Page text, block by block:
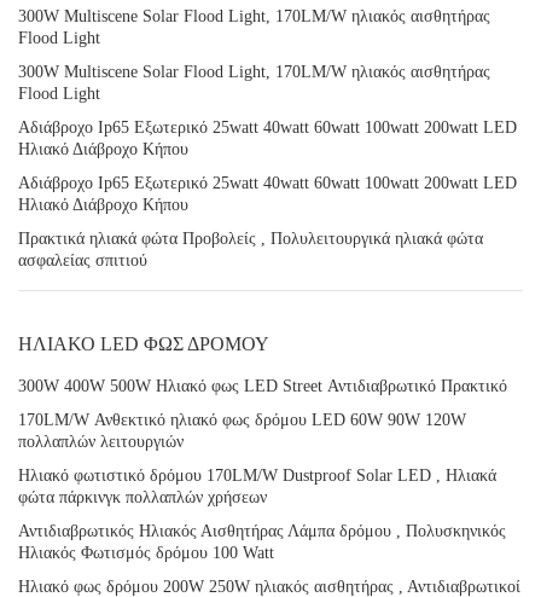
300W Multiscene Solar Flood Light, 170LM/W ηλιακός αισθητήρας
Flood Light
300W Multiscene Solar Flood Light, 170LM/W ηλιακός αισθητήρας
Flood Light
Αδιάβροχο Ip65 Εξωτερικό 25watt 40watt 60watt 100watt 200watt LED
Ηλιακό Διάβροχο Κήπου
Αδιάβροχο Ip65 Εξωτερικό 25watt 40watt 60watt 100watt 200watt LED
Ηλιακό Διάβροχο Κήπου
Πρακτικά ηλιακά φώτα Προβολείς , Πολυλειτουργικά ηλιακά φώτα
ασφαλείας σπιτιού
ΗΛΙΑΚΟ LED ΦΩΣ ΔΡΟΜΟΥ
300W 400W 500W Ηλιακό φως LED Street Αντιδιαβρωτικό Πρακτικό
170LM/W Ανθεκτικό ηλιακό φως δρόμου LED 60W 90W 120W
πολλαπλών λειτουργιών
Ηλιακό φωτιστικό δρόμου 170LM/W Dustproof Solar LED , Ηλιακά
φώτα πάρκινγκ πολλαπλών χρήσεων
Αντιδιαβρωτικός Ηλιακός Αισθητήρας Λάμπα δρόμου , Πολυσκηνικός
Ηλιακός Φωτισμός δρόμου 100 Watt
Ηλιακό φως δρόμου 200W 250W ηλιακός αισθητήρας , Αντιδιαβρωτικοί